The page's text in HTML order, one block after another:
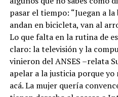
algunos que no sabés cómo
pasar el tiempo: “Juegan a
andan en bicicleta, van al
Lo que falta en la rutina de
claro: la televisión y la
vinieron del ANSES –relata
apelar a la justicia porque
acá. La mujer quería